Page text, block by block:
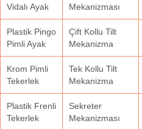
Vidalı Ayak
Mekanizması
Plastik Pingo
Pimli Ayak
Çift Kollu Tilt
Mekanizma
Krom Pimli
Tekerlek
Tek Kollu Tilt
Mekanizma
Plastik Frenli
Tekerlek
Sekreter
Mekanizması